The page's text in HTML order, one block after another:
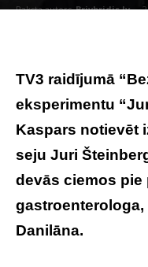
Raksta autors Brivbridis.lv -
TV3 raidījumā
eksperimentu
Kaspars notievēt
seju Juri
devās ciemos pie
Danilāna.